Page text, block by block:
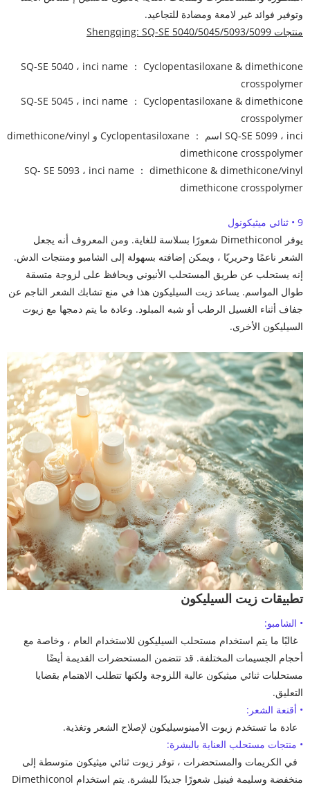
وتوفير فوائد غير لامعة ومضادة للتجاعيد.
منتجات Shengqing: SQ-SE 5040/5045/5093/5099
SQ-SE 5040 ، inci name ： Cyclopentasiloxane & dimethicone
crosspolymer
SQ-SE 5045 ، inci name ： Cyclopentasiloxane & dimethicone
crosspolymer
SQ-SE 5099 ، inci اسم ： Cyclopentasiloxane و dimethicone/vinyl
dimethicone crosspolymer
SQ- SE 5093 ، inci name ： dimethicone & dimethicone/vinyl
dimethicone crosspolymer
9 • ثنائي ميثيكونول
يوفر Dimethiconol شعورًا بسلاسة للغاية. ومن المعروف أنه يجعل
الشعر ناعمًا وحريريًا ، ويمكن إضافته بسهولة إلى الشامبو ومنتجات الدش.
إنه يستحلب عن طريق المستحلب الأنيوني ويحافظ على لزوجة متسقة
طوال المواسم. يساعد زيت السيليكون هذا في منع تشابك الشعر الناجم عن
جفاف أثناء الغسيل الرطب أو شبه المبلود. وعادة ما يتم دمجها مع زيوت
السيليكون الأخرى.
تطبيقات زيت السيليكون
• الشامبو:
غالبًا ما يتم استخدام مستحلب السيليكون للاستخدام العام ، وخاصة مع
أحجام الجسيمات المختلفة. قد تتضمن المستحضرات القديمة أيضًا
مستحلبات ثنائي ميثيكون عالية اللزوجة ولكنها تتطلب الاهتمام بقضايا
التعليق.
• أقنعة الشعر:
عادة ما تستخدم زيوت الأمينوسيليكون لإصلاح الشعر وتغذية.
• منتجات مستحلب العناية بالبشرة:
في الكريمات والمستحضرات ، توفر زيوت ثنائي ميثيكون متوسطة إلى
منخفضة وسليمة فينيل شعورًا جديدًا للبشرة. يتم استخدام Dimethiconol